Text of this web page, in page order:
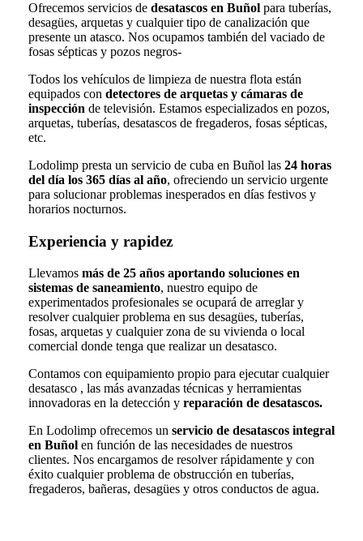
Ofrecemos servicios de desatascos en Buñol para tuberías,
desagües, arquetas y cualquier tipo de canalización que
presente un atasco. Nos ocupamos también del vaciado de
fosas sépticas y pozos negros-
Todos los vehículos de limpieza de nuestra flota están
equipados con detectores de arquetas y cámaras de
inspección de televisión. Estamos especializados en pozos,
arquetas, tuberías, desatascos de fregaderos, fosas sépticas,
etc.
Lodolimp presta un servicio de cuba en Buñol las24 horas
del día los 365 días al año, ofreciendo un servicio urgente
para solucionar problemas inesperados en días festivos y
horarios nocturnos.
Experiencia y rapidez
Llevamos más de 25 años aportando soluciones en
sistemas de saneamiento, nuestro equipo de
experimentados profesionales se ocupará de arreglar y
resolver cualquier problema en sus desagües, tuberías,
fosas, arquetas y cualquier zona de su vivienda o local
comercial donde tenga que realizar un desatasco.
Contamos con equipamiento propio para ejecutar cualquier
desatasco , las más avanzadas técnicas y herramientas
innovadoras en la detección y reparación de desatascos.
En Lodolimp ofrecemos un servicio de desatascos integral
en Buñol en función de las necesidades de nuestros
clientes. Nos encargamos de resolver rápidamente y con
éxito cualquier problema de obstrucción en tuberías,
fregaderos, bañeras, desagües y otros conductos de agua.